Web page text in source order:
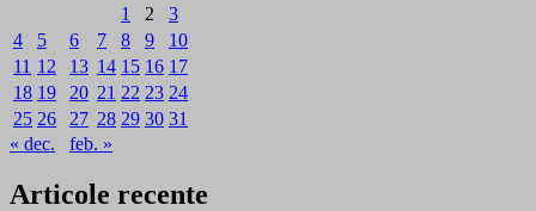
1
2
3
4
5 6 7 8 9
10
11 12 13 14 15 16 17
18 19 20 21 22 23 24
25 26 27 28 29 30 31
« dec.
feb. »
Articole recente